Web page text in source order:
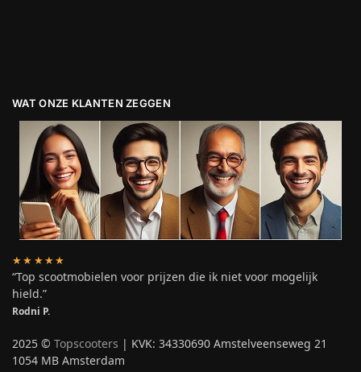
WAT ONZE KLANTEN ZEGGEN
★★★★★
“Top scootmobielen voor prijzen die ik niet voor mogelijk
hield.”
Rodni P.
2025 © Topscooters | KVK: 34330690 Amstelveenseweg 21
1054 MB Amsterdam